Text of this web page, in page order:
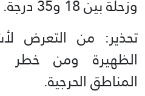
وزحلة بين 18 و35 درجة.
تحذير: من التعرض
الظهيرة ومن خطر
المناطق الحرجية.